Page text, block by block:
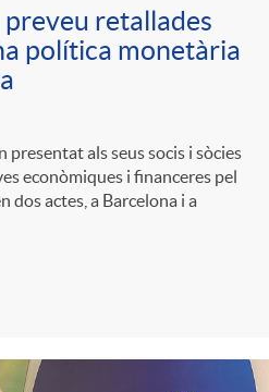
retallades
política monetària
als seus socis i sòcies
econòmiques i financeres pel
dos actes, a Barcelona i a